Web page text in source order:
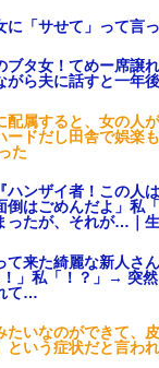
に「サせて」って言
ブタ女！てめー席譲
がら夫に話すと一年
配属すると、女の人
ードだし田舎で娯楽
た
ハンザイ者！この人
倒はごめんだよ」私
ったが、それが…｜
て来た綺麗な新人さ
」私「！？」→ 突
て…
たいなのができて、
という症状だと言わ